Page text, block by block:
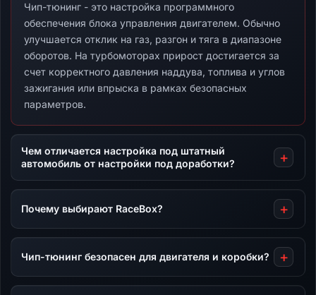
Чип-тюнинг - это настройка программного
обеспечения блока управления двигателем. Обычно
улучшается отклик на газ, разгон и тяга в диапазоне
оборотов. На турбомоторах прирост достигается за
счет корректного давления наддува, топлива и углов
зажигания или впрыска в рамках безопасных
параметров.
Чем отличается настройка под штатный
автомобиль от настройки под доработки?
Почему выбирают RaceBox?
Чип-тюнинг безопасен для двигателя и коробки?